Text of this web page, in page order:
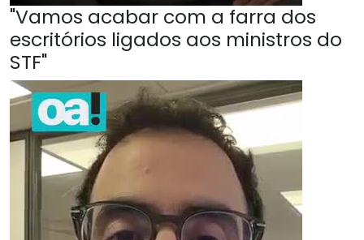
"Vamos acabar com a farra dos
escritórios ligados aos ministros do
STF"